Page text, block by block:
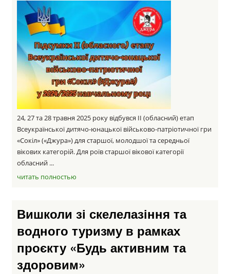
24, 27 та 28 травня 2025 року відбувся ІІ (обласний) етап
Всеукраїнської дитячо-юнацької військово-патріотичної гри
«Сокіл» («Джура») для старшої, молодшої та середньої
вікових категорій. Для роїв старшої вікової категорії
обласний ...
читать полностью
Вишколи зі скелелазіння та
водного туризму в рамках
проєкту «Будь активним та
здоровим»